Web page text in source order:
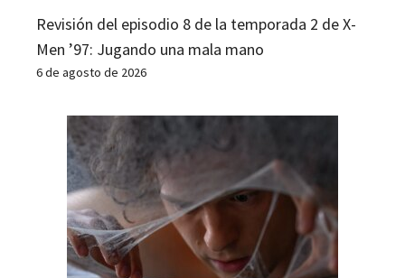
Revisión del episodio 8 de la temporada 2 de X-
Men ’97: Jugando una mala mano
6 de agosto de 2026